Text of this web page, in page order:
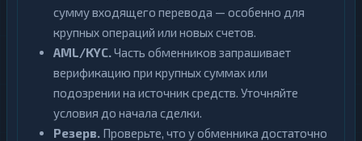
сумму входящего перевода — особенно для
крупных операций или новых счетов.
AML/KYC.Часть обменников запрашивает
верификацию при крупных суммах или
подозрении на источник средств. Уточняйте
условия до начала сделки.
Резерв. Проверьте, что у обменника достаточно